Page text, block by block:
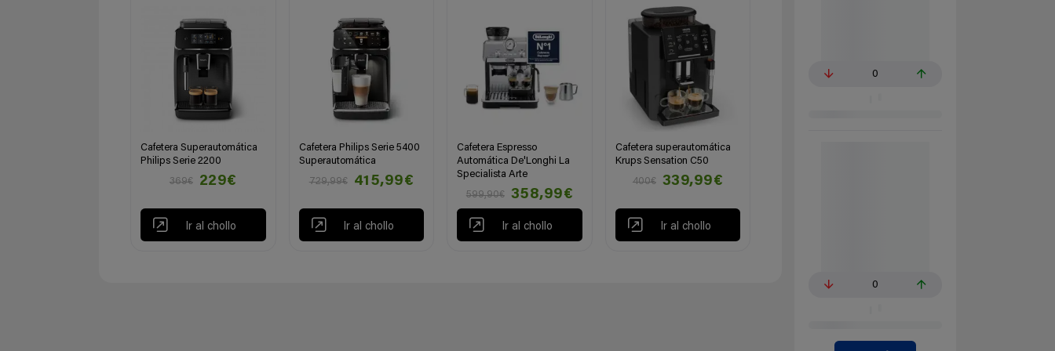
Cafetera Superautomática
Philips Serie 2200
369€
229€
Ir al chollo
Cafetera Philips Serie 5400
Superautomática
729,99€
415,99€
Ir al chollo
Cafetera Espresso
Automática De'Longhi La
Specialista Arte
599,90€
358,99€
Ir al chollo
Cafetera superautomática
Krups Sensation C50
400€
339,99€
Ir al chollo
0
0